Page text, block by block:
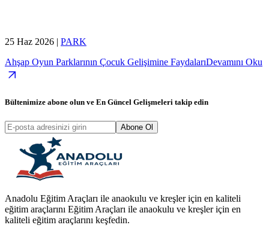
25 Haz 2026 | PARK
Ahşap Oyun Parklarının Çocuk Gelişimine FaydalarıDevamını Oku
Bültenimize abone olun ve En Güncel Gelişmeleri takip edin
Abone Ol
Anadolu Eğitim Araçları ile anaokulu ve kreşler için en kaliteli
eğitim araçlarını Eğitim Araçları ile anaokulu ve kreşler için en
kaliteli eğitim araçlarını keşfedin.